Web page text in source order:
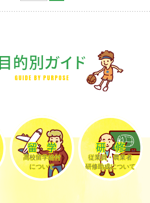
目的別ガイド
GUIDE BY PURPOSE
留学
高校留学給付
について
研修
従業員・農業者
研修助成について